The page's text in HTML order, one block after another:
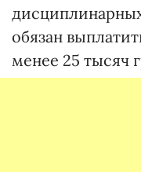
обязан
менее 25 тысяч